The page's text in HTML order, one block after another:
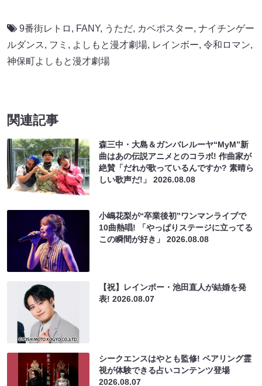
9番街レトロ , FANY, うただ, カベポスター, ナイチンゲー
ルダンス, フミ , よしもと漫才劇場, レインボー, 令和ロマン,
神保町よしもと漫才劇場
関連記事
森三中・大島＆ガンバレルーヤ“MyM”新
曲はあの伝説アニメとのコラボ! 作曲家が
絶賛「だれが歌っているんですか? 素晴ら
しい歌声だ!」2026.08.08
小嶋花梨が“卒業後初”ワンマンライブで
10曲熱唱! 「やっぱりステージに立ってる
この瞬間が好き」2026.08.08
【祝】レインボー・池田直人が結婚を発
表!2026.08.07
シークエンスはやとも監修! ペアリング霊
視が体験できる占いコンテンツ登場
2026.08.07